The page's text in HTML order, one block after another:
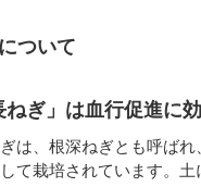
ついて
ねぎ」は血行促進に
は、根深ねぎとも呼ば
て栽培されています。